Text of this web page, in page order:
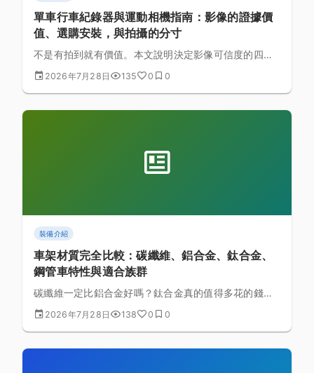
單車行車紀錄器與運動相機指南：影像的證據價
值、選購安裝，與拍攝的分寸
不是有拍到就有價值。本文說明決定影像可信度的四個
特性、前錄與後錄的優先順序、選購與安裝的實務要
點、事故後的十步備份流程，以及公開影像時的隱私分
2026年7月28日 135 0 0
裝備介紹
車架材質完全比較：碳纖維、鋁合金、鈦合金、
鋼管車特性與適合族群
碳纖維一定比鋁合金好嗎？鈦合金真的值得多花的錢
嗎？鋼管車是不是已經過時了？從材料特性拆解四種主
流車架材質的差異邏輯，幫助你判斷哪一種適合自己的
2026年7月28日 138 0 0